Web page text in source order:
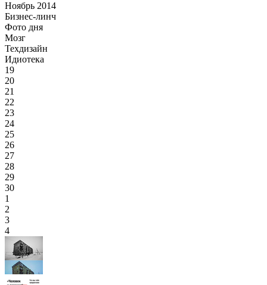
Ноябрь 2014
Бизнес-линч
Фото дня
Мозг
Техдизайн
Идиотека
19
20
21
22
23
24
25
26
27
28
29
30
1
2
3
4